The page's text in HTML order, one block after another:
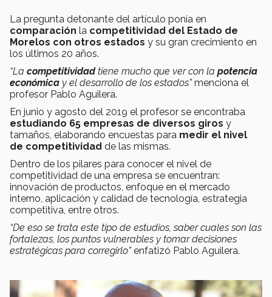
La pregunta detonante del artículo ponía en
comparación la competitividad del Estado de
Morelos con otros estados y su gran crecimiento en
los últimos 20 años.
“La competitividadtiene mucho que ver con la potencia
económica y el desarrollo de los estados”menciona el
profesor Pablo Aguilera.
En junio y agosto del 2019 el profesor se encontraba
estudiando 65 empresas de diversos giros y
tamaños, elaborando encuestas para medir el nivel
de competitividad de las mismas.
Dentro de los pilares para conocer el nivel de
competitividad de una empresa se encuentran:
innovación de productos, enfoque en el mercado
interno, aplicación y calidad de tecnología, estrategia
competitiva, entre otros.
“De eso se trata este tipo de estudios, saber cuales son las
fortalezas, los puntos vulnerables y tomar decisiones
estratégicas para corregirlo”enfatizó Pablo Aguilera.